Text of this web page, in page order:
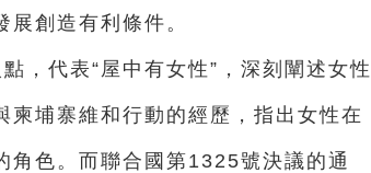
創造有利條件。
，代表“屋中有女性”，深刻闡述女性
埔寨維和行動的經歷，指出女性在
角色。而聯合國第1325號決議的通